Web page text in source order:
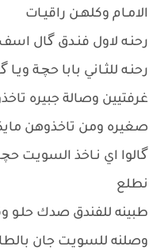
الامـام وكلهـن راقيـات
رحنـه لاول فنـدق گال
رحنـه للثـاني بابا حچـة
غرفتيين وصالة جبيره
صغيره ومن تاخذوهن
نطلع
طبينه للفندق صدك حلـو
وصلنه للسويـت جان